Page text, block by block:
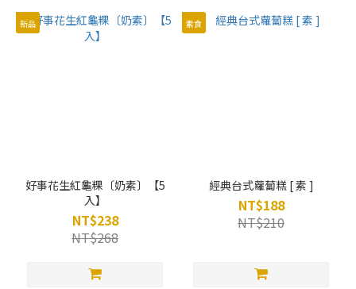
新品
好事花生紅龜粿〔奶素〕【5
入】
NT$238
NT$268
素食
經典台式蘿蔔糕 [ 素 ]
NT$188
NT$210